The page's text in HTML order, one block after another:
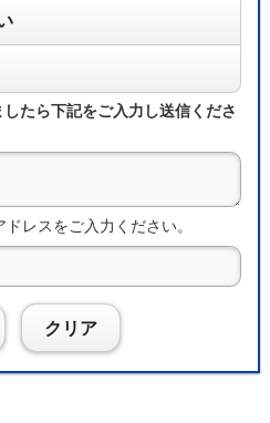
たら下記をご入力し送信くださ
レスをご入力ください。
クリア